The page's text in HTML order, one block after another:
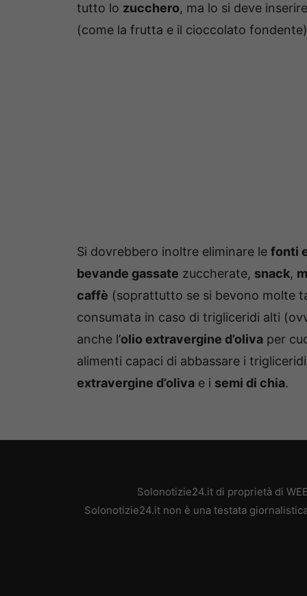
tutto lo zucchero, ma lo si deve
(come la frutta e il cioccolato
Si dovrebbero inoltre eliminare le fonti
bevande gassate zuccherate, snack,
caffè (soprattutto se si bevono molte
consumata in caso di trigliceridi alti
anche l’olio extravergine d’oliva per
alimenti capaci di abbassare i
extravergine d’oliva e i semi di chia.
Solonotizie24.it di proprietà di
Solonotizie24.it non è una testata